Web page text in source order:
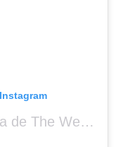
Una publicación compartida de The Weeknd (@theweeknd)